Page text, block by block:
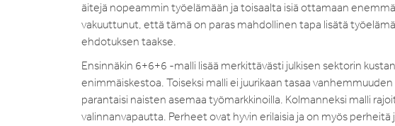
äitejä nopeammin työelämään ja toisaalta isiä ottamaan
vakuuttunut, että tämä on paras mahdollinen tapa lisätä
ehdotuksen taakse.
Ensinnäkin 6+6+6 -malli lisää merkittävästi julkisen sektorin
enimmäiskestoa. Toiseksi malli ei juurikaan tasaa
parantaisi naisten asemaa työmarkkinoilla. Kolmanneksi malli
valinnanvapautta. Perheet ovat hyvin erilaisia ja on myös